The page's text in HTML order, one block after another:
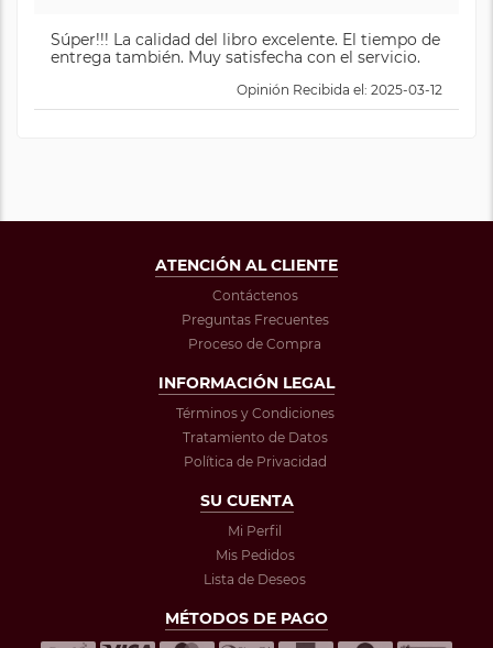
Súper!!! La calidad del libro excelente. El tiempo de
entrega también. Muy satisfecha con el servicio.
Opinión Recibida el: 2025-03-12
ATENCIÓN AL CLIENTE
Contáctenos
Preguntas Frecuentes
Proceso de Compra
INFORMACIÓN LEGAL
Términos y Condiciones
Tratamiento de Datos
Política de Privacidad
SU CUENTA
Mi Perfil
Mis Pedidos
Lista de Deseos
MÉTODOS DE PAGO